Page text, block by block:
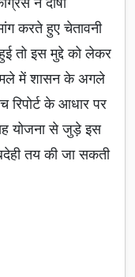
करते हुए चेतावनी
हुई तो इस मुद्दे को लेकर
में शासन के अगले
के आधार पर
योजना से जुड़े इस
तय की जा सकती